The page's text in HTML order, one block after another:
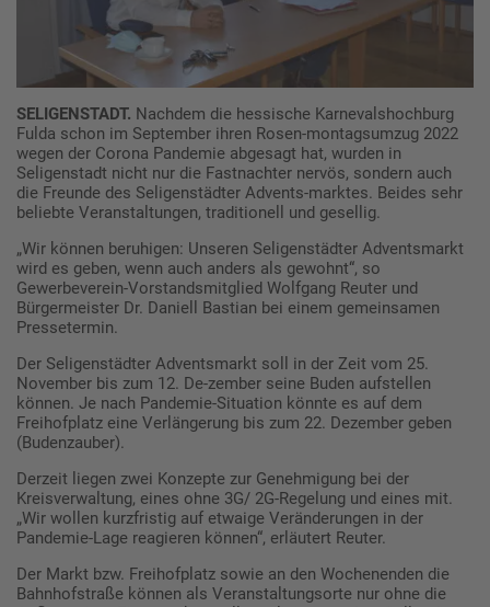
SELIGENSTADT. Nachdem die hessische Karnevalshochburg
Fulda schon im September ihren Rosen-montagsumzug 2022
wegen der Corona Pandemie abgesagt hat, wurden in
Seligenstadt nicht nur die Fastnachter nervös, sondern auch
die Freunde des Seligenstädter Advents-marktes. Beides sehr
beliebte Veranstaltungen, traditionell und gesellig.
„Wir können beruhigen: Unseren Seligenstädter Adventsmarkt
wird es geben, wenn auch anders als gewohnt“, so
Gewerbeverein-Vorstandsmitglied Wolfgang Reuter und
Bürgermeister Dr. Daniell Bastian bei einem gemeinsamen
Pressetermin.
Der Seligenstädter Adventsmarkt soll in der Zeit vom 25.
November bis zum 12. De-zember seine Buden aufstellen
können. Je nach Pandemie-Situation könnte es auf dem
Freihofplatz eine Verlängerung bis zum 22. Dezember geben
(Budenzauber).
Derzeit liegen zwei Konzepte zur Genehmigung bei der
Kreisverwaltung, eines ohne 3G/ 2G-Regelung und eines mit.
„Wir wollen kurzfristig auf etwaige Veränderungen in der
Pandemie-Lage reagieren können“, erläutert Reuter.
Der Markt bzw. Freihofplatz sowie an den Wochenenden die
Bahnhofstraße können als Veranstaltungsorte nur ohne die